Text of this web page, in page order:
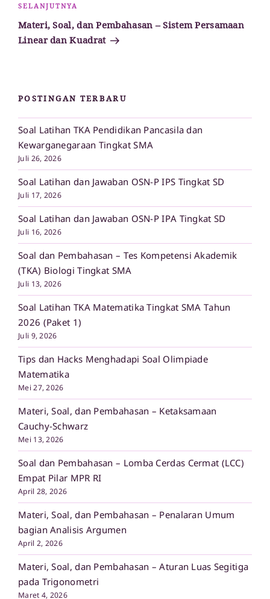
Pos
Selanjutnya
SELANJUTNYA
Materi, Soal, dan Pembahasan – Sistem Persamaan
Linear dan Kuadrat
POSTINGAN TERBARU
Soal Latihan TKA Pendidikan Pancasila dan
Kewarganegaraan Tingkat SMA
Juli 26, 2026
Soal Latihan dan Jawaban OSN-P IPS Tingkat SD
Juli 17, 2026
Soal Latihan dan Jawaban OSN-P IPA Tingkat SD
Juli 16, 2026
Soal dan Pembahasan – Tes Kompetensi Akademik
(TKA) Biologi Tingkat SMA
Juli 13, 2026
Soal Latihan TKA Matematika Tingkat SMA Tahun
2026 (Paket 1)
Juli 9, 2026
Tips dan Hacks Menghadapi Soal Olimpiade
Matematika
Mei 27, 2026
Materi, Soal, dan Pembahasan – Ketaksamaan
Cauchy-Schwarz
Mei 13, 2026
Soal dan Pembahasan – Lomba Cerdas Cermat (LCC)
Empat Pilar MPR RI
April 28, 2026
Materi, Soal, dan Pembahasan – Penalaran Umum
bagian Analisis Argumen
April 2, 2026
Materi, Soal, dan Pembahasan – Aturan Luas Segitiga
pada Trigonometri
Maret 4, 2026